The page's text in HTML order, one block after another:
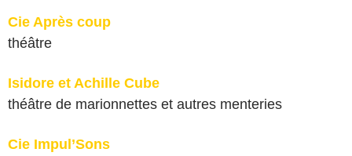
Cie Après coup
théâtre
Isidore et Achille Cube
théâtre de marionnettes et autres menteries
Cie Impul’Sons